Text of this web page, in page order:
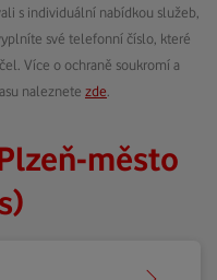
s individuální nabídkou služeb,
své telefonní číslo, které
Více o ochraně soukromí a
naleznete zde
město